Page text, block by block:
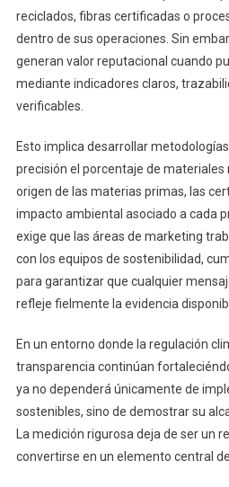
reciclados, fibras certificadas o
dentro de sus operaciones. Sin
generan valor reputacional cuando
mediante indicadores claros,
verificables.
Esto implica desarrollar
precisión el porcentaje de materiales
origen de las materias primas, las
impacto ambiental asociado a cada
exige que las áreas de marketing
con los equipos de sostenibilidad,
para garantizar que cualquier
refleje fielmente la evidencia
En un entorno donde la regulación
transparencia continúan
ya no dependerá únicamente de
sostenibles, sino de demostrar su
La medición rigurosa deja de ser un
convertirse en un elemento central